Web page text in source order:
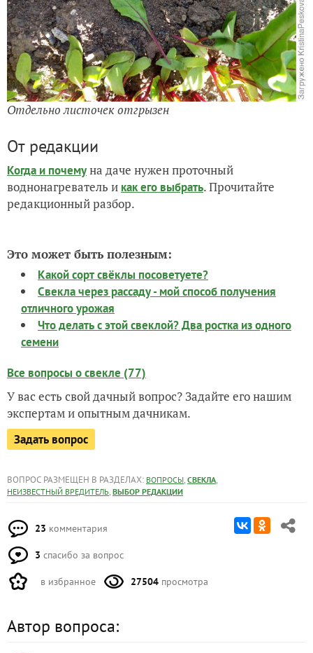
Отдельно листочек отгрызен
От редакции
Когда и почемуна даче нужен проточный
воднонагреватель и как его выбрать. Прочитайте
редакционный разбор.
Это может быть полезным:
Какой сорт свёклы посоветуете?
Свекла через рассаду - мой способ получения
отличного урожая
Что делать с этой свеклой? Два ростка из одного
семени
Все вопросы о свекле (77)
У вас есть свой дачный вопрос? Задайте его нашим
экспертам и опытным дачникам.
Задать вопрос
ВОПРОС РАЗМЕЩЕН В РАЗДЕЛАХ: ВОПРОСЫ, СВЕКЛА,
НЕИЗВЕСТНЫЙ ВРЕДИТЕЛЬ, ВЫБОР РЕДАКЦИИ
23 комментария
3 спасибо за вопрос
в избранное 27504 просмотра
Автор вопроса: